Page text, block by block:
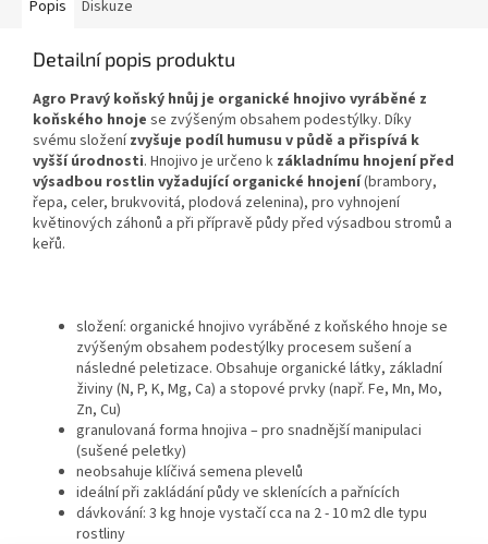
Popis Diskuze
Detailní popis produktu
Agro Pravý koňský hnůj je organické hnojivo vyráběné z
koňského hnoje se zvýšeným obsahem podestýlky. Díky
svému složenízvyšuje podíl humusu v půdě a přispívá k
vyšší úrodnosti. Hnojivo je určeno k základnímu hnojení před
výsadbou rostlin vyžadující organické hnojení(brambory,
řepa, celer, brukvovitá, plodová zelenina), pro vyhnojení
květinových záhonů a při přípravě půdy před výsadbou stromů a
keřů.
složení: organické hnojivo vyráběné z koňského hnoje se
zvýšeným obsahem podestýlky procesem sušení a
následné peletizace. Obsahuje organické látky, základní
živiny (N, P, K, Mg, Ca) a stopové prvky (např. Fe, Mn, Mo,
Zn, Cu)
granulovaná forma hnojiva – pro snadnější manipulaci
(sušené peletky)
neobsahuje klíčivá semena plevelů
ideální při zakládání půdy ve sklenících a pařnících
dávkování: 3 kg hnoje vystačí cca na 2 - 10 m2 dle typu
rostliny